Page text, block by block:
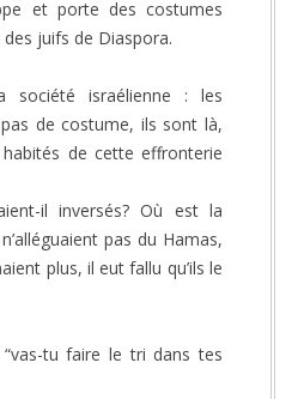
et porte des costumes
juifs de Diaspora.
société israélienne : les
de costume, ils sont là,
de cette effronterie
il inversés? Où est la
pas du Hamas,
plus, il eut fallu qu’ils le
tu faire le tri dans tes